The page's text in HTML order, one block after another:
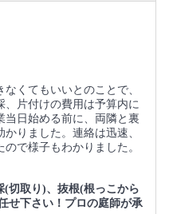
くてもいいとのことで、
、片付けの費用は予算内に
当日始める前に、両隣と裏
りました。連絡は迅速、
で様子もわかりました。
(切取り)、抜根(根っこから
せ下さい！プロの庭師が承